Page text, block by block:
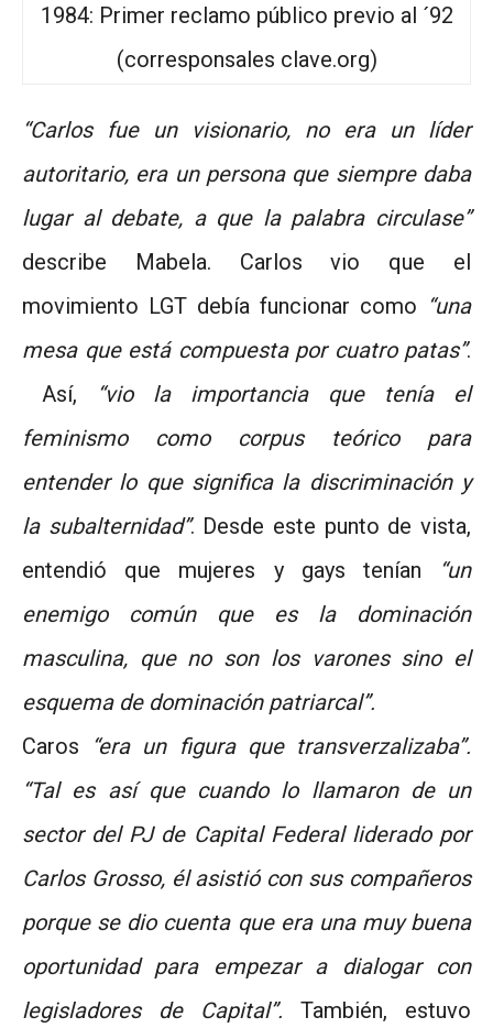
1984: Primer reclamo público previo al ´92
(corresponsales clave.org)
“Carlos fue un visionario, no era un líder
autoritario, era un persona que siempre daba
lugar al debate, a que la palabra circulase”
describe Mabela. Carlos vio que el
movimiento LGT debía funcionar como “una
mesa que está compuesta por cuatro patas”.
Así,
“vio la importancia que tenía el
feminismo como corpus teórico para
entender lo que significa la discriminación y
la subalternidad”. Desde este punto de vista,
entendió que mujeres y gays tenían
“un
enemigo común que es la dominación
masculina, que no son los varones sino el
esquema de dominación patriarcal”.
Caros “era un figura que transverzalizaba”.
“Tal es así que cuando lo llamaron de un
sector del PJ de Capital Federal liderado por
Carlos Grosso, él asistió con sus compañeros
porque se dio cuenta que era una muy buena
oportunidad para empezar a dialogar con
legisladores de Capital”. También, estuvo